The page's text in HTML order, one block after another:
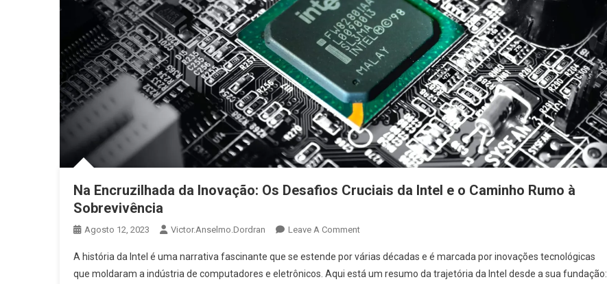
Na Encruzilhada da Inovação: Os Desafios Cruciais da Intel e o Caminho Rumo à
Sobrevivência
Agosto 12, 2023 Victor.anselmo.dordran Leave A Comment
A história da Intel é uma narrativa fascinante que se estende por várias décadas e é marcada por inovações tecnológicas
que moldaram a indústria de computadores e eletrônicos. Aqui está um resumo da trajetória da Intel desde a sua fundação: